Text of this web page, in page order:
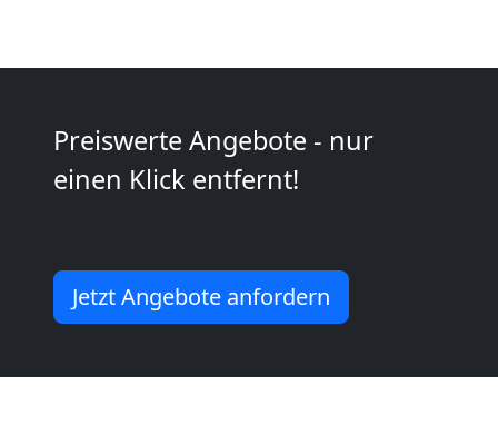
Preiswerte Angebote - nur
einen Klick entfernt!
Jetzt Angebote anfordern
Möbeltransport
Beiladung
National